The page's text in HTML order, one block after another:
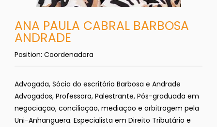
ANA PAULA CABRAL BARBOSA
ANDRADE
Position: Coordenadora
Advogada, Sócia do escritório Barbosa e Andrade
Advogados, Professora, Palestrante, Pós-graduada em
negociação, conciliação, mediação e arbitragem pela
Uni-Anhanguera. Especialista em Direito Tributário e